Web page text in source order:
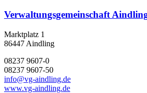
Verwaltungsgemeinschaft
Marktplatz 1
86447 Aindling
08237 9607-0
08237 9607-50
info@vg-aindling.de
www.vg-aindling.de